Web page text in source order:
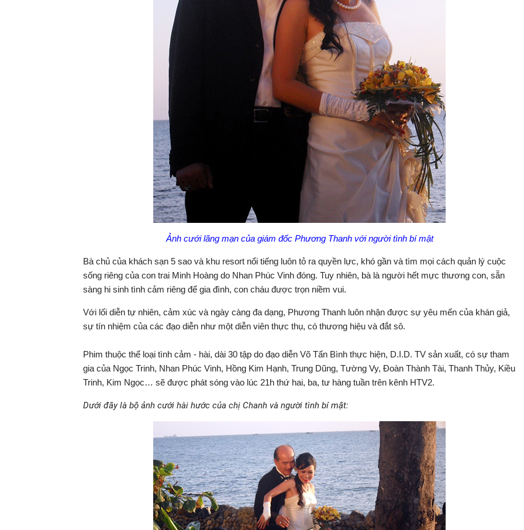
Ảnh cưới lãng mạn của giám đốc Phương Thanh với người tình bí mật
Bà chủ của khách sạn 5 sao và khu resort nổi tiếng luôn tỏ ra quyền lực, khó gần và tìm mọi cách quản lý cuộc
sống riêng của con trai Minh Hoàng do Nhan Phúc Vinh đóng. Tuy nhiên, bà là người hết mực thương con, sẵn
sàng hi sinh tình cảm riêng để gia đình, con cháu được trọn niềm vui.
Với lối diễn tự nhiên, cảm xúc và ngày càng đa dạng, Phương Thanh luôn nhận được sự yêu mến của khán giả,
sự tín nhiệm của các đạo diễn như một diễn viên thực thụ, có thương hiệu và đắt sô.
Phim thuộc thể loại tình cảm - hài, dài 30 tập do đạo diễn Võ Tấn Bình thực hiện, D.I.D. TV sản xuất, có sự tham
gia của Ngọc Trinh, Nhan Phúc Vinh, Hồng Kim Hạnh, Trung Dũng, Tường Vy, Đoàn Thành Tài, Thanh Thủy, Kiều
Trinh, Kim Ngọc… sẽ được phát sóng vào lúc 21h thứ hai, ba, tư hàng tuần trên kênh HTV2.
Dưới đây là bộ ảnh cưới hài hước của chị Chanh và người tình bí mật: